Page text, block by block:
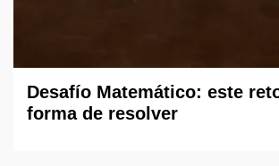
Desafío Matemático: este
forma de resolver